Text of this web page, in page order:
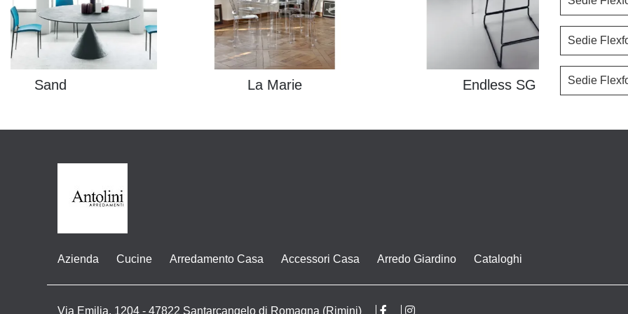
Sand La Marie Endless SG
Sedie
Sedie
Azienda Cucine Arredamento Casa Accessori Casa Arredo Giardino Cataloghi
Via Emilia, 1204 - 47822 Santarcangelo di Romagna (Rimini)